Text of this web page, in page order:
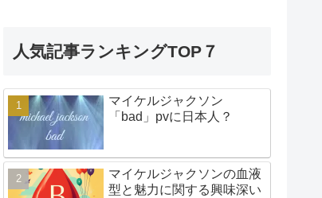
人気記事ランキングTOP７
マイケルジャクソン
「bad」pvに日本人？
マイケルジャクソンの血液
型と魅力に関する興味深い